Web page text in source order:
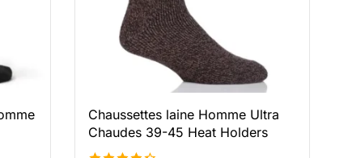
Chaussettes laine Homme Ultra
Chaudes 39-45 Heat Holders